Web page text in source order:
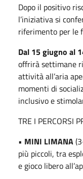
Dopo il positivo
l’iniziativa si
riferimento per le
Dal 15 giugno al
offrirà settimane
attività all’aria
momenti di
inclusivo e
TRE I PERCORSI
• MINI LIMANA
più piccoli, tra
e gioco libero